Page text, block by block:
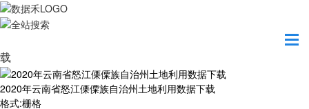
2020年云南省怒江傈僳族自治州土地利用数据下
载
2020年云南省怒江傈僳族自治州土地利用数据下载
格式:栅格